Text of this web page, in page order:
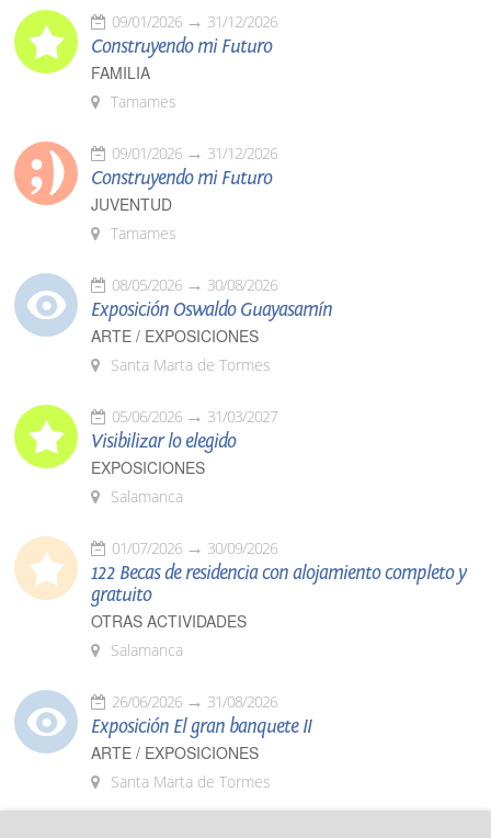
09/01/2026 31/12/2026
Construyendo mi Futuro
FAMILIA
Tamames
09/01/2026 31/12/2026
Construyendo mi Futuro
JUVENTUD
Tamames
08/05/2026 30/08/2026
Exposición Oswaldo Guayasamín
ARTE / EXPOSICIONES
Santa Marta de Tormes
05/06/2026 31/03/2027
Visibilizar lo elegido
EXPOSICIONES
Salamanca
01/07/2026 30/09/2026
122 Becas de residencia con alojamiento completo y
gratuito
OTRAS ACTIVIDADES
Salamanca
26/06/2026 31/08/2026
Exposición El gran banquete II
ARTE / EXPOSICIONES
Santa Marta de Tormes